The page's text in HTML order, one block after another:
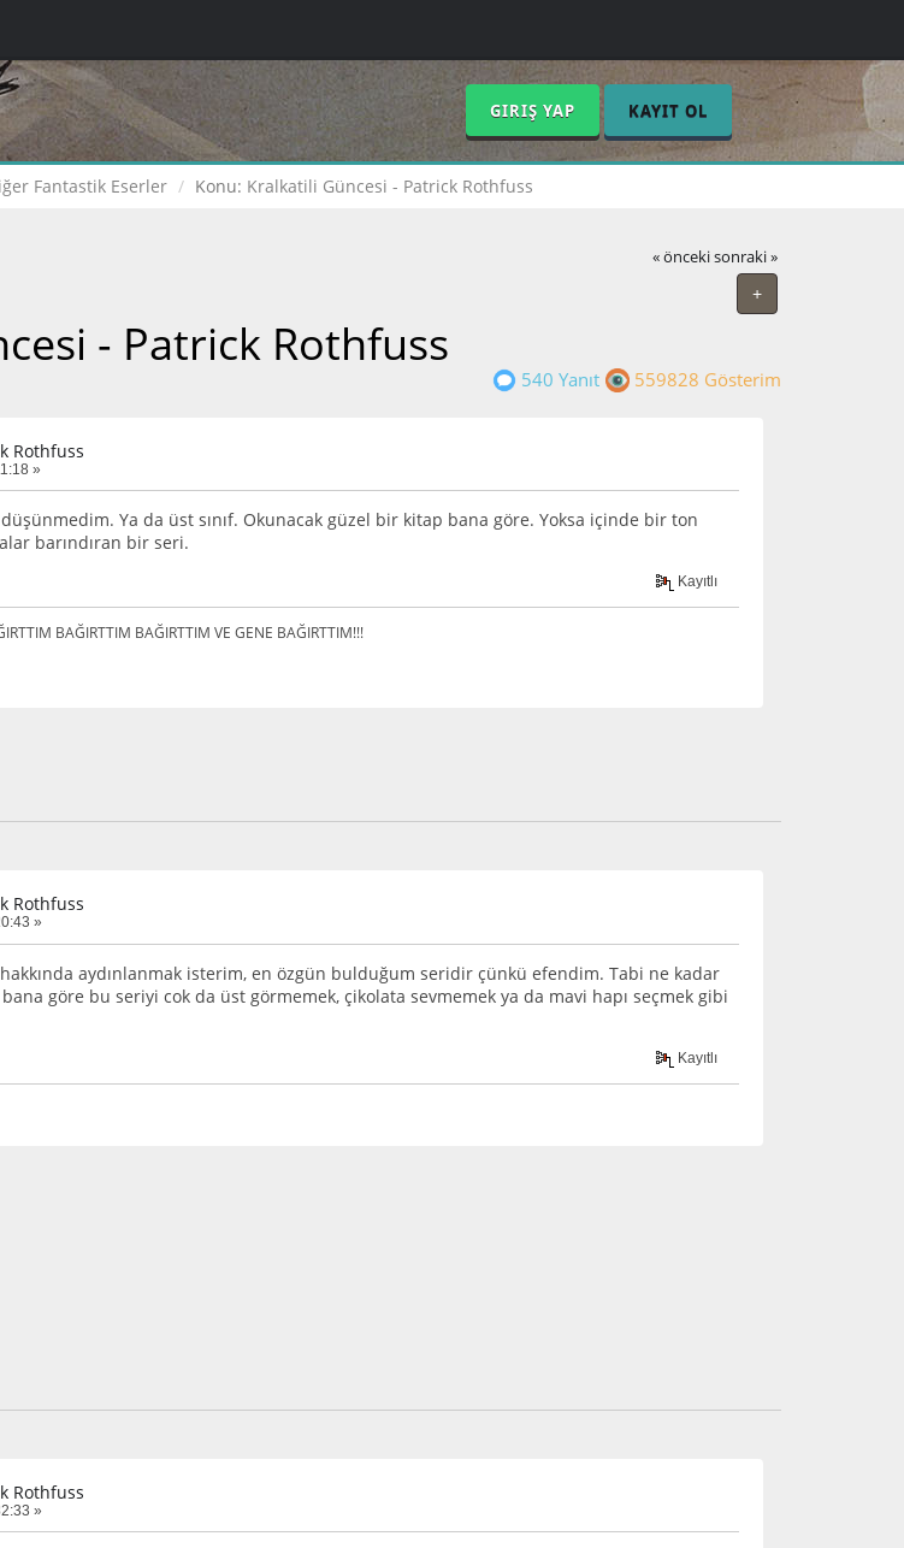
GIRIŞ YAP KAYIT OL
Fantastik Eserler Konu: Kralkatili Güncesi - Patrick Rothfuss
« önceki sonraki »
+
- Patrick Rothfuss
540 Yanıt 559828 Gösterim
Rothfuss
»
Ya da üst sınıf. Okunacak güzel bir kitap bana göre. Yoksa içinde bir ton
barındıran bir seri.
Kayıtlı
BAĞIRTTIM BAĞIRTTIM VE GENE BAĞIRTTIM!!!
Rothfuss
»
aydınlanmak isterim, en özgün bulduğum seridir çünkü efendim. Tabi ne kadar
göre bu seriyi cok da üst görmemek, çikolata sevmemek ya da mavi hapı seçmek gibi
Kayıtlı
Rothfuss
»